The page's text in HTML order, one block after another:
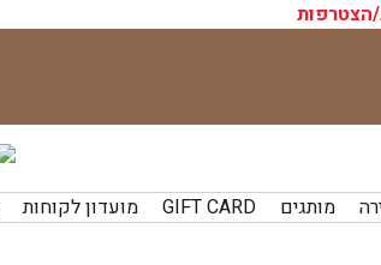
הצטרפות
מותגים GIFT CARD מועדון לקוחות